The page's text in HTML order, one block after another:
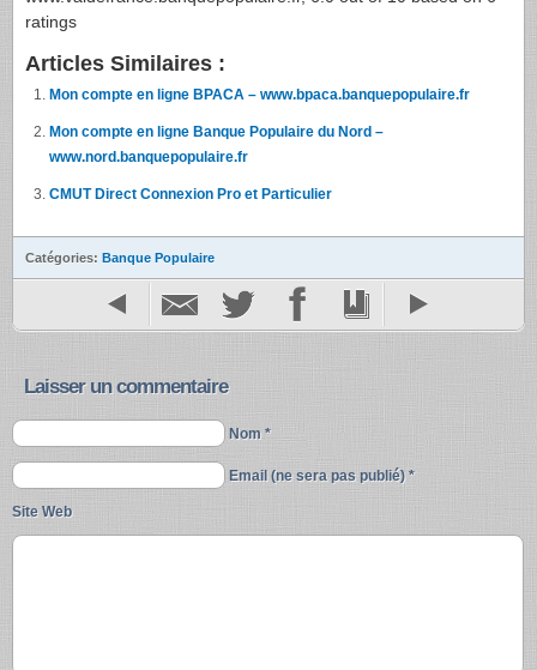
ratings
Articles Similaires :
Mon compte en ligne BPACA – www.bpaca.banquepopulaire.fr
Mon compte en ligne Banque Populaire du Nord –
www.nord.banquepopulaire.fr
CMUT Direct Connexion Pro et Particulier
Catégories: Banque Populaire
Laisser un commentaire
Nom *
Email (ne sera pas publié) *
Site Web